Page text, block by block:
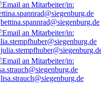
bettina.spannrad@siegenburg.de
lisa.strauch@siegenburg.de